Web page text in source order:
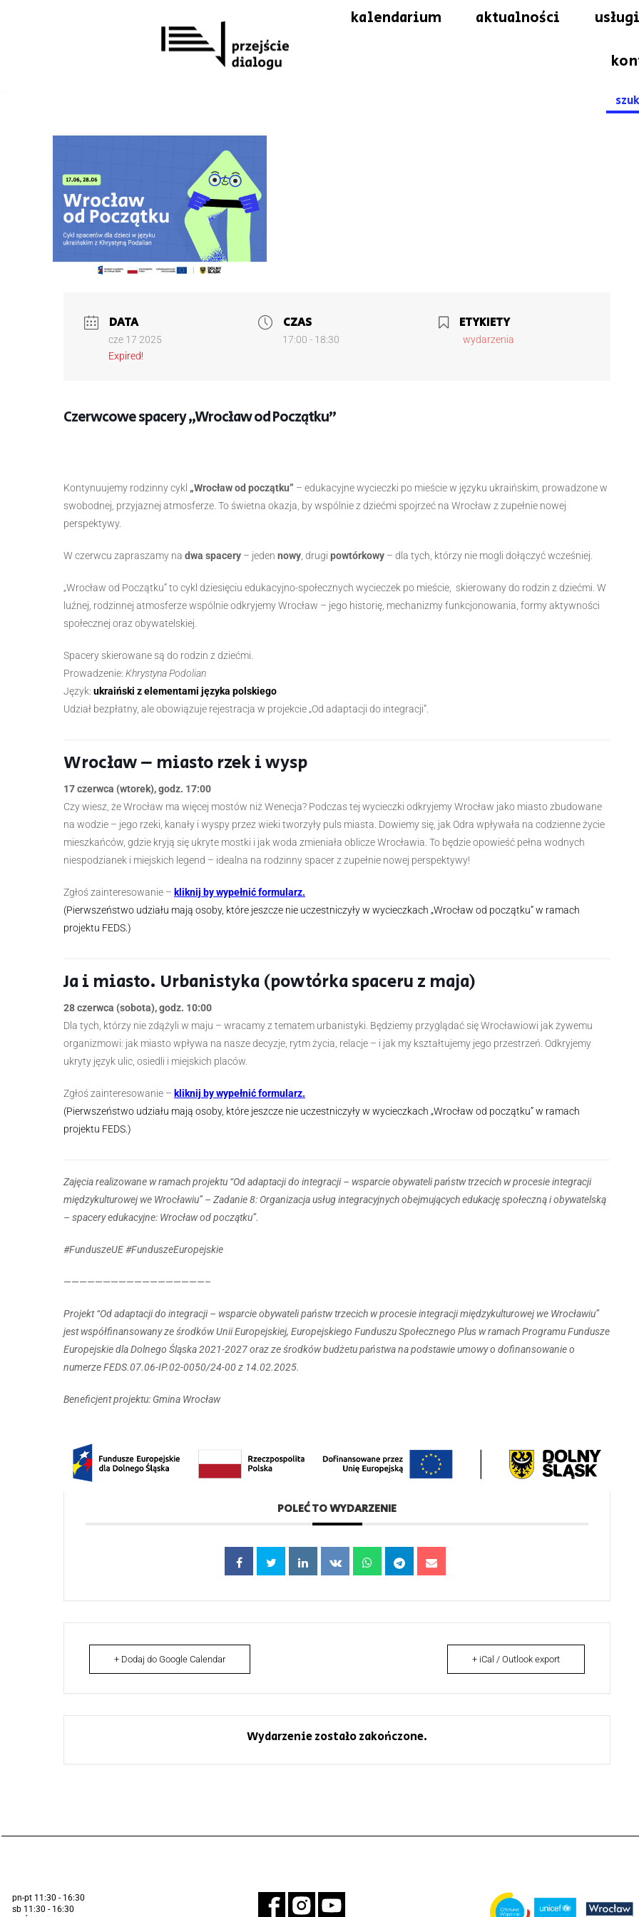
kalendarium aktualności
for:
DATA
cze 17 2025
Expired!
CZAS
17:00 - 18:30
ETYKIETY
wydarzenia
Czerwcowe spacery „Wrocław od Początku”
Kontynuujemy rodzinny cykl „Wrocław od początku” – edukacyjne wycieczki po mieście w języku ukraińskim, prowadzone w
swobodnej, przyjaznej atmosferze. To świetna okazja, by wspólnie z dziećmi spojrzeć na Wrocław z zupełnie nowej
perspektywy.
W czerwcu zapraszamy na dwa spacery – jeden nowy , drugi powtórkowy – dla tych, którzy nie mogli dołączyć wcześniej.
„Wrocław od Początku” to cykl dziesięciu edukacyjno-społecznych wycieczek po mieście, skierowany do rodzin z dziećmi. W
luźnej, rodzinnej atmosferze wspólnie odkryjemy Wrocław – jego historię, mechanizmy funkcjonowania, formy aktywności
społecznej oraz obywatelskiej.
Spacery skierowane są do rodzin z dziećmi.
Prowadzenie: Khrystyna Podolian
Język: ukraiński z elementami języka polskiego
Udział bezpłatny, ale obowiązuje rejestracja w projekcie „Od adaptacji do integracji”.
Wrocław – miasto rzek i wysp
17 czerwca (wtorek), godz. 17:00
Czy wiesz, że Wrocław ma więcej mostów niż Wenecja? Podczas tej wycieczki odkryjemy Wrocław jako miasto zbudowane
na wodzie – jego rzeki, kanały i wyspy przez wieki tworzyły puls miasta. Dowiemy się, jak Odra wpływała na codzienne życie
mieszkańców, gdzie kryją się ukryte mostki i jak woda zmieniała oblicze Wrocławia. To będzie opowieść pełna wodnych
niespodzianek i miejskich legend – idealna na rodzinny spacer z zupełnie nowej perspektywy!
Zgłoś zainteresowanie – kliknij by wypełnić formularz.
(Pierwszeństwo udziału mają osoby, które jeszcze nie uczestniczyły w wycieczkach „Wrocław od początku” w ramach
projektu FEDS.)
Ja i miasto. Urbanistyka (powtórka spaceru z maja)
28 czerwca (sobota), godz. 10:00
Dla tych, którzy nie zdążyli w maju – wracamy z tematem urbanistyki. Będziemy przyglądać się Wrocławiowi jak żywemu
organizmowi: jak miasto wpływa na nasze decyzje, rytm życia, relacje – i jak my kształtujemy jego przestrzeń. Odkryjemy
ukryty język ulic, osiedli i miejskich placów.
Zgłoś zainteresowanie – kliknij by wypełnić formularz.
(Pierwszeństwo udziału mają osoby, które jeszcze nie uczestniczyły w wycieczkach „Wrocław od początku” w ramach
projektu FEDS.)
Zajęcia realizowane w ramach projektu “Od adaptacji do integracji – wsparcie obywateli państw trzecich w procesie integracji
międzykulturowej we Wrocławiu” – Zadanie 8: Organizacja usług integracyjnych obejmujących edukację społeczną i obywatelską
– spacery edukacyjne: Wrocław od początku”.
#FunduszeUE #FunduszeEuropejskie
——————————————————–
Projekt “Od adaptacji do integracji – wsparcie obywateli państw trzecich w procesie integracji międzykulturowej we Wrocławiu”
jest współfinansowany ze środków Unii Europejskiej, Europejskiego Funduszu Społecznego Plus w ramach Programu Fundusze
Europejskie dla Dolnego Śląska 2021-2027 oraz ze środków budżetu państwa na podstawie umowy o dofinansowanie o
numerze FEDS.07.06-IP.02-0050/24-00 z 14.02.2025.
Beneficjent projektu: Gmina Wrocław
POLEĆ TO WYDARZENIE
+ Dodaj do Google Calendar + iCal / Outlook export
Wydarzenie zostało zakończone.
pn-pt 11:30 - 16:30
sb 11:30 - 16:30